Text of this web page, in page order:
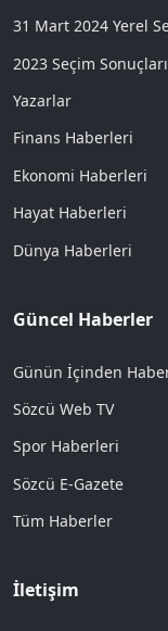
31 Mart 2024 Yerel
2023 Seçim Sonuçları
Yazarlar
Finans Haberleri
Ekonomi Haberleri
Hayat Haberleri
Dünya Haberleri
Güncel Haberler
Günün İçinden
Sözcü Web TV
Spor Haberleri
Sözcü E-Gazete
Tüm Haberler
İletişim